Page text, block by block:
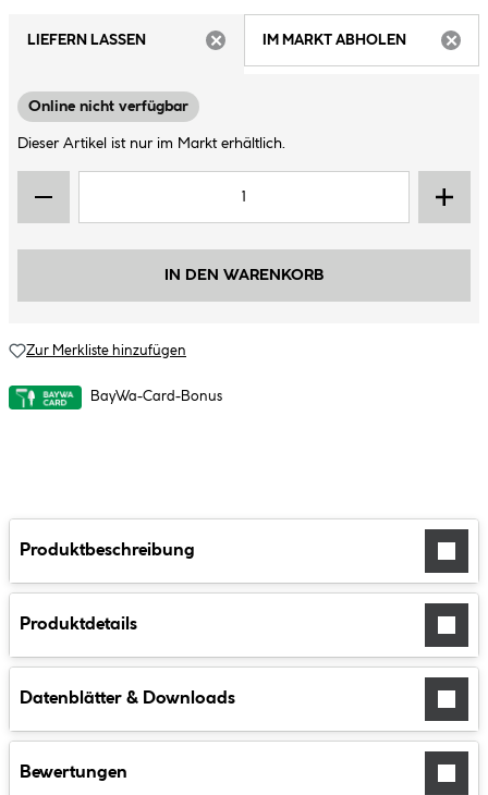
LIEFERN LASSEN
IM MARKT ABHOLEN
Online nicht verfügbar
Dieser Artikel ist nur im Markt erhältlich.
IN DEN WARENKORB
Zur Merkliste hinzufügen
BayWa-Card-Bonus
Produktbeschreibung
Produktdetails
Datenblätter & Downloads
Bewertungen